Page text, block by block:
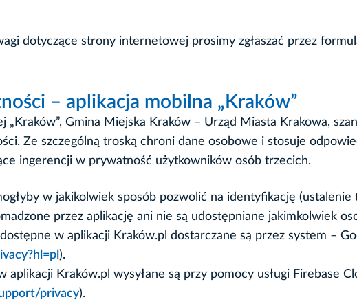
dotyczące strony internetowej prosimy zgłaszać przez
– aplikacja mobilna „Kraków”
„Kraków”, Gmina Miejska Kraków – Urząd Miasta Krakowa,
Ze szczególną troską chroni dane osobowe i stosuje
ingerencji w prywatność użytkowników osób trzecich.
w jakikolwiek sposób pozwolić na identyfikację (ustalenie
przez aplikację ani nie są udostępniane jakimkolwiek
w aplikacji Kraków.pl dostarczane są przez system –
).
aplikacji Kraków.pl wysyłane są przy pomocy usługi Firebase
privacy).